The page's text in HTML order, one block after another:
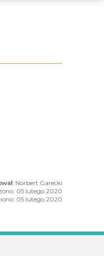
Norbert Garecki
05 lutego 2020
05 lutego 2020